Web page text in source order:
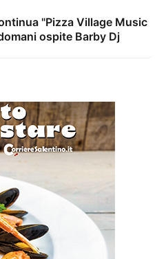
"Pizza Village Music
ospite Barby Dj